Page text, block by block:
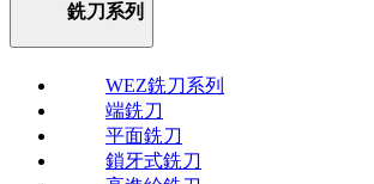
銑刀系列
WEZ銑刀系列
端銑刀
平面銑刀
鎖牙式銑刀